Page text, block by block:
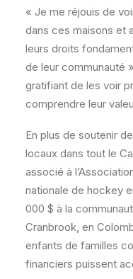
« Je me réjouis de
dans ces maisons et
leurs droits
de leur communauté
gratifiant de les voir
comprendre leur
En plus de soutenir
locaux dans tout le
associé à
nationale de hockey
000 $ à la
Cranbrook, en
enfants de familles
financiers puissent